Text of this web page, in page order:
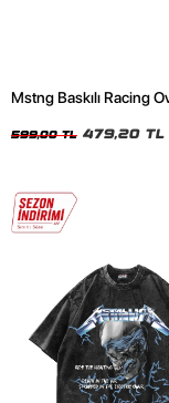
Mstng Baskılı Racing
599,00 TL 479,20 TL